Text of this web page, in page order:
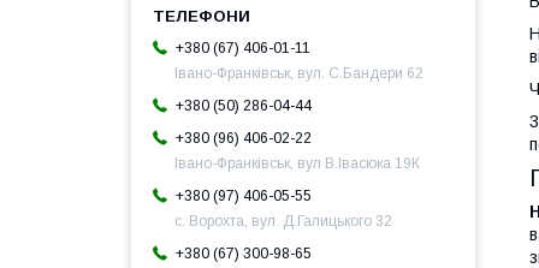
+380 (67) 406-01-11
Івано-Франківськ, вул. С.Бандери 62
+380 (50) 286-04-44
+380 (96) 406-02-22
Івано-Франківськ, вул В.Івасюка 19К
+380 (97) 406-05-55
с. Ворохта, вул. Д.Галицького 32
+380 (67) 300-98-65